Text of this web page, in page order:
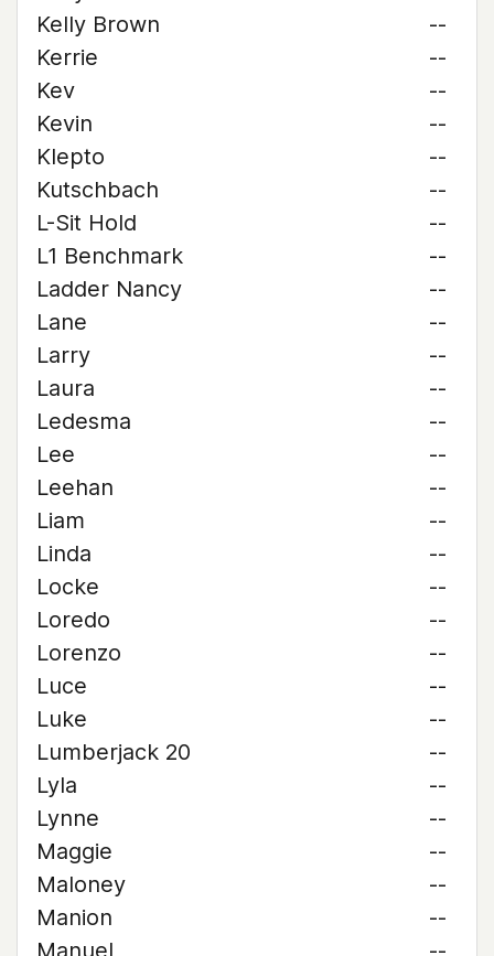
Kelly Brown
--
Kerrie
--
Kev
--
Kevin
--
Klepto
--
Kutschbach
--
L-Sit Hold
--
L1 Benchmark
--
Ladder Nancy
--
Lane
--
Larry
--
Laura
--
Ledesma
--
Lee
--
Leehan
--
Liam
--
Linda
--
Locke
--
Loredo
--
Lorenzo
--
Luce
--
Luke
--
Lumberjack 20
--
Lyla
--
Lynne
--
Maggie
--
Maloney
--
Manion
--
Manuel
--